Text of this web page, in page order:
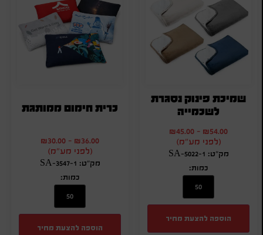
שמיכת פינוק נסגרת
לשכמייה
₪54.00
-
₪45.00
(לפני מע"מ)
מק"ט: SA-5022-1
כמות:
הוספה להצעת מחיר
כרית חימום ממותגת
₪36.00
-
₪30.00
(לפני מע"מ)
מק"ט: SA-3547-1
כמות:
הוספה להצעת מחיר